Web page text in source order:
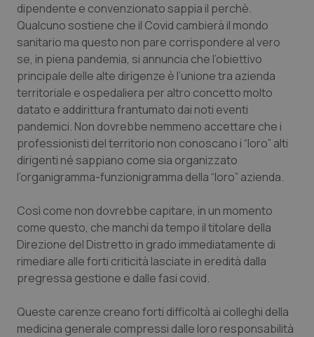
Quotidiano Cardiologia
Quotidiano Chirurgia
Quotidiano Oncologia
Quotidiano Pediatria
Rene & patologie urogenitali
Salute orale & impianti
Sangue & coagulazione
Tiroide
Tumore al seno
dipendente e convenzionato sappia il perchè.
Qualcuno sostiene che il Covid cambierà il mondo
sanitario ma questo non pare corrispondere al vero
se, in piena pandemia, si annuncia che l’obiettivo
principale delle alte dirigenze è l’unione tra azienda
territoriale e ospedaliera per altro concetto molto
datato e addirittura frantumato dai noti eventi
pandemici. Non dovrebbe nemmeno accettare che i
professionisti del territorio non conoscano i “loro” alti
dirigenti né sappiano come sia organizzato
l’organigramma-funzionigramma della “loro” azienda.
Così come non dovrebbe capitare, in un momento
come questo, che manchi da tempo il titolare della
Direzione del Distretto in grado immediatamente di
rimediare alle forti criticità lasciate in eredità dalla
pregressa gestione e dalle fasi covid.
Queste carenze creano forti difficoltà ai colleghi della
medicina generale compressi dalle loro responsabilità